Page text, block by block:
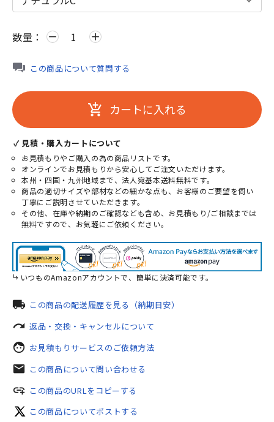
数量： remove add
この商品について質問する
add_shopping_cart カートに入れる
✓ 見積・購入カートについて
お見積もりやご購入の為の商品リストです。
オンラインでお見積もりから安心してご注文いただけます。
本州・四国・九州地域まで、法人宛基本送料無料です。
商品の適切サイズや部材などの細かな点も、お客様のご要望を伺い
丁寧にご説明させていただきます。
その他、在庫や納期のご確認なども含め、お見積もり/ご相談までは
無料ですので、お気軽にご依頼ください。
いつものAmazonアカウントで、簡単に決済可能です。
local_shipping この商品の配送履歴を見る（納期目安）
redo 返品・交換・キャンセルについて
face お見積もりサービスのご依頼方法
mail この商品について問い合わせる
add_link この商品のURLをコピーする
この商品についてポストする